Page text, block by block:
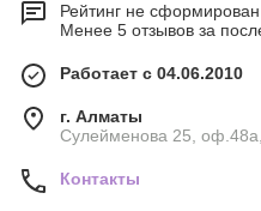
Рейтинг не сформирован
Менее 5 отзывов за
Работает с 04.06.2010
г. Алматы
Сулейменова 25,
Контакты